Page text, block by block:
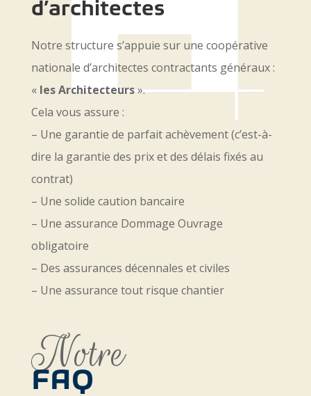
d’architectes
Notre structure s’appuie sur une coopérative
nationale d’architectes contractants généraux :
« les Architecteurs».
Cela vous assure :
– Une garantie de parfait achèvement (c’est-à-
dire la garantie des prix et des délais fixés au
contrat)
– Une solide caution bancaire
– Une assurance Dommage Ouvrage
obligatoire
– Des assurances décennales et civiles
– Une assurance tout risque chantier
Notre
FAQ